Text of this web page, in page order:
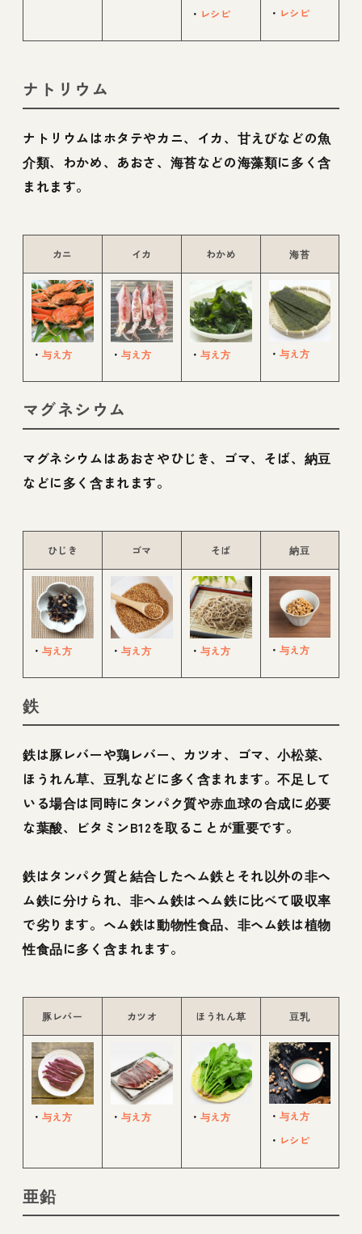
・ レシピ ・ レシピ
ナトリウム
ナトリウムはホタテやカニ、イカ、甘えびなどの魚
介類、わかめ、あおさ、海苔などの海藻類に多く含
まれます。
カニ イカ わかめ 海苔
・ 与え方 ・ 与え方 ・ 与え方 ・ 与え方
マグネシウム
マグネシウムはあおさやひじき、ゴマ、そば、納豆
などに多く含まれます。
ひじき ゴマ そば 納豆
・ 与え方 ・ 与え方 ・ 与え方 ・ 与え方
鉄
鉄は豚レバーや鶏レバー、カツオ、ゴマ、小松菜、
ほうれん草、豆乳などに多く含まれます。不足して
いる場合は同時にタンパク質や赤血球の合成に必要
な葉酸、ビタミンB12を取ることが重要です。
鉄はタンパク質と結合したヘム鉄とそれ以外の非ヘ
ム鉄に分けられ、非ヘム鉄はヘム鉄に比べて吸収率
で劣ります。ヘム鉄は動物性食品、非ヘム鉄は植物
性食品に多く含まれます。
豚レバー カツオ ほうれん草 豆乳
・ 与え方 ・ 与え方 ・ 与え方 ・ 与え方
・ レシピ
亜鉛